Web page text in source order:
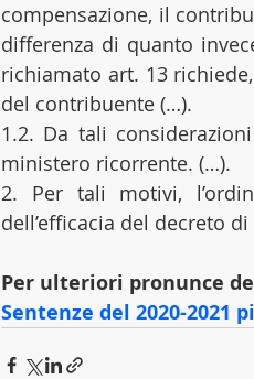
compensazione, il
differenza di quanto
richiamato art. 13
del contribuente (…).
1.2. Da tali
ministero ricorrente. (…).
2. Per tali motivi,
dell’efficacia del decreto
Per ulteriori pronunce
Sentenze del 2020-